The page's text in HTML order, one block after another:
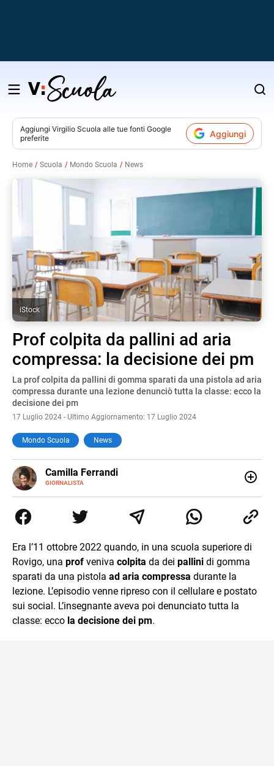
Salta
contenuto
Aggiungi Virgilio Scuola alle tue fonti Google
preferite
Aggiungi
Home Scuola Mondo Scuola News
iStock
Prof colpita da pallini ad aria
compressa: la decisione dei pm
La prof colpita da pallini di gomma sparati da una pistola ad aria
compressa durante una lezione denunciò tutta la classe: ecco la
decisione dei pm
17 Luglio 2024 - Ultimo Aggiornamento: 17 Luglio 2024
Mondo Scuola News
Camilla Ferrandi
GIORNALISTA
E-
MAIL
LINKEDIN
di trasformare la passione per la scrittura in un lavoro, e
da lì non mi sono più fermata. L’attualità è il mio pane
mente.
Era l’11 ottobre 2022 quando, in una scuola superiore di
Rovigo, una prof veniva colpita da dei pallini di gomma
sparati da una pistola ad aria compressa durante la
lezione. L’episodio venne ripreso con il cellulare e postato
sui social. L’insegnante aveva poi denunciato tutta la
classe: ecco la decisione dei pm.